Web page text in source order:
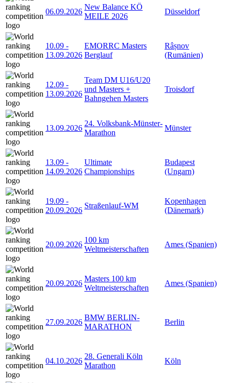
06.09.2026
New Balance KÖ
MEILE 2026
Düsseldorf
10.09 -
13.09.2026
EMORRC Masters
Berglauf
Râșnov
(Rumänien)
12.09 -
13.09.2026
Team DM U16/U20
und Masters +
Bahngehen Masters
Troisdorf
13.09.2026
24. Volksbank-Münster-
Marathon
Münster
13.09 -
14.09.2026
Ultimate
Championships
Budapest
(Ungarn)
19.09 -
20.09.2026
Straßenlauf-WM
Kopenhagen
(Dänemark)
20.09.2026
100 km
Weltmeisterschaften
Ames (Spanien)
20.09.2026
Masters 100 km
Weltmeisterschaften
Ames (Spanien)
27.09.2026
BMW BERLIN-
MARATHON
Berlin
04.10.2026
28. Generali Köln
Marathon
Köln